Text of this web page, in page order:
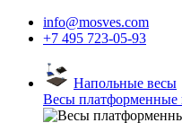
info@mosves.com
+7 495 723-05-93
Напольные весы
Весы